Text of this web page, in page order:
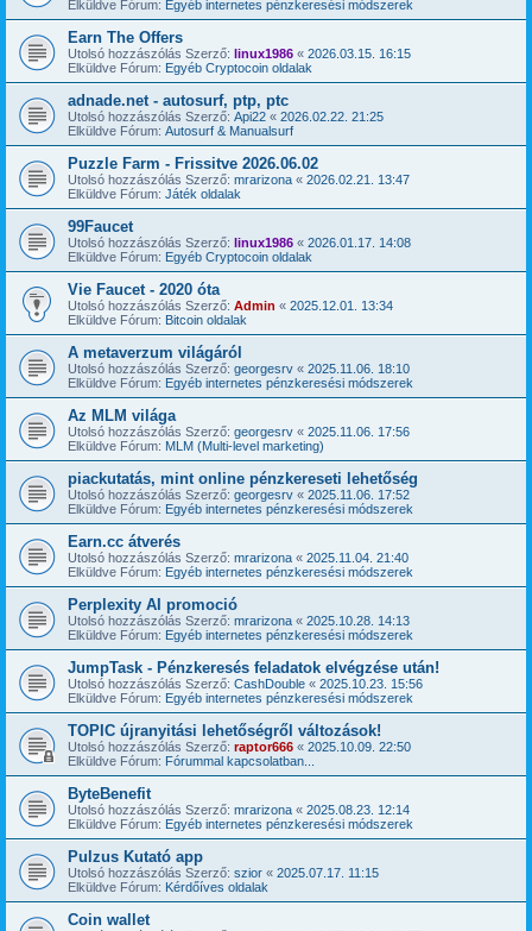
Elküldve Fórum: Egyéb internetes pénzkeresési módszerek
Earn The Offers
Utolsó hozzászólás Szerző: linux1986 « 2026.03.15. 16:15
Elküldve Fórum: Egyéb Cryptocoin oldalak
adnade.net - autosurf, ptp, ptc
Utolsó hozzászólás Szerző: Api22 « 2026.02.22. 21:25
Elküldve Fórum: Autosurf & Manualsurf
Puzzle Farm - Frissitve 2026.06.02
Utolsó hozzászólás Szerző: mrarizona « 2026.02.21. 13:47
Elküldve Fórum: Játék oldalak
99Faucet
Utolsó hozzászólás Szerző: linux1986 « 2026.01.17. 14:08
Elküldve Fórum: Egyéb Cryptocoin oldalak
Vie Faucet - 2020 óta
Utolsó hozzászólás Szerző: Admin « 2025.12.01. 13:34
Elküldve Fórum: Bitcoin oldalak
A metaverzum világáról
Utolsó hozzászólás Szerző: georgesrv « 2025.11.06. 18:10
Elküldve Fórum: Egyéb internetes pénzkeresési módszerek
Az MLM világa
Utolsó hozzászólás Szerző: georgesrv « 2025.11.06. 17:56
Elküldve Fórum: MLM (Multi-level marketing)
piackutatás, mint online pénzkereseti lehetőség
Utolsó hozzászólás Szerző: georgesrv « 2025.11.06. 17:52
Elküldve Fórum: Egyéb internetes pénzkeresési módszerek
Earn.cc átverés
Utolsó hozzászólás Szerző: mrarizona « 2025.11.04. 21:40
Elküldve Fórum: Egyéb internetes pénzkeresési módszerek
Perplexity AI promoció
Utolsó hozzászólás Szerző: mrarizona « 2025.10.28. 14:13
Elküldve Fórum: Egyéb internetes pénzkeresési módszerek
JumpTask - Pénzkeresés feladatok elvégzése után!
Utolsó hozzászólás Szerző: CashDouble « 2025.10.23. 15:56
Elküldve Fórum: Egyéb internetes pénzkeresési módszerek
TOPIC újranyitási lehetőségről változások!
Utolsó hozzászólás Szerző: raptor666 « 2025.10.09. 22:50
Elküldve Fórum: Fórummal kapcsolatban...
ByteBenefit
Utolsó hozzászólás Szerző: mrarizona « 2025.08.23. 12:14
Elküldve Fórum: Egyéb internetes pénzkeresési módszerek
Pulzus Kutató app
Utolsó hozzászólás Szerző: szior « 2025.07.17. 11:15
Elküldve Fórum: Kérdőíves oldalak
Coin wallet